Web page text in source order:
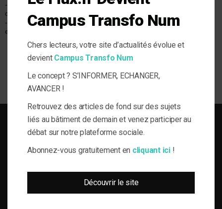
- Economie
circulaire
- Réglementation
environnementale
Résidentiel
- Collectif
- Copropriétés
ERP
Industriel
Expérience
Gouvernance et
Innovations
Veille & Actu
le-Flux est né de la volonté de proposer aux acteurs de la gestion technique
Campus Transfo Num
Chers lecteurs, votre site d’actualités évolue et
devient Campus Transfo Num
Le concept ? S’INFORMER, ECHANGER,
AVANCER !
Retrouvez des articles de fond sur des sujets
liés au bâtiment de demain et venez participer au
débat sur notre plateforme sociale.
Abonnez-vous gratuitement en cliquant ici!
Découvrir le site